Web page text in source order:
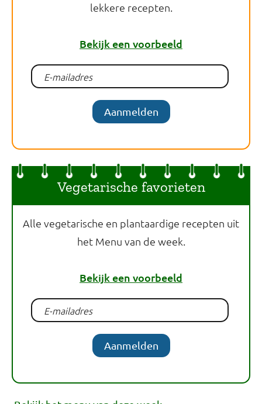
lekkere recepten.
Bekijk een voorbeeld
Aanmelden
Vegetarische favorieten
Alle vegetarische en plantaardige recepten uit
het Menu van de week.
Bekijk een voorbeeld
Aanmelden